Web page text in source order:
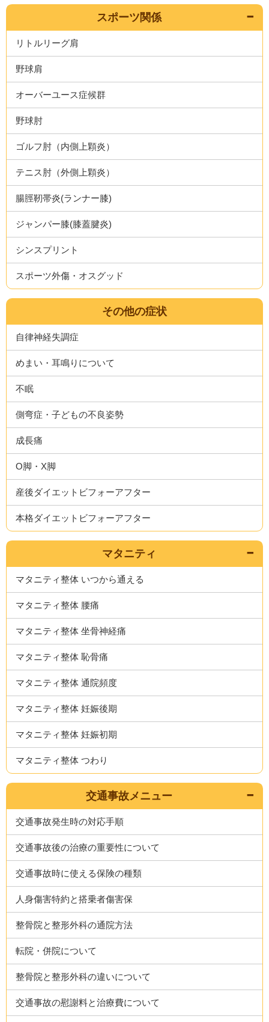
スポーツ関係
リトルリーグ肩
野球肩
オーバーユース症候群
野球肘
ゴルフ肘（内側上顆炎）
テニス肘（外側上顆炎）
腸脛靭帯炎(ランナー膝)
ジャンパー膝(膝蓋腱炎)
シンスプリント
スポーツ外傷・オスグッド
その他の症状
自律神経失調症
めまい・耳鳴りについて
不眠
側弯症・子どもの不良姿勢
成長痛
O脚・X脚
産後ダイエットビフォーアフター
本格ダイエットビフォーアフター
マタニティ
マタニティ整体 いつから通える
マタニティ整体 腰痛
マタニティ整体 坐骨神経痛
マタニティ整体 恥骨痛
マタニティ整体 通院頻度
マタニティ整体 妊娠後期
マタニティ整体 妊娠初期
マタニティ整体 つわり
交通事故メニュー
交通事故発生時の対応手順
交通事故後の治療の重要性について
交通事故時に使える保険の種類
人身傷害特約と搭乗者傷害保
整骨院と整形外科の通院方法
転院・併院について
整骨院と整形外科の違いについて
交通事故の慰謝料と治療費について